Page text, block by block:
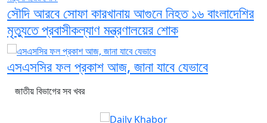
সৌদি আরবে সোফা কারখানায় আগুনে নিহত ১৬ বাংলাদেশির
মৃত্যুতে প্রবাসীকল্যাণ মন্ত্রণালয়ের শোক
এসএসসির ফল প্রকাশ আজ, জানা যাবে যেভাবে
জাতীয় বিভাগের সব খবর